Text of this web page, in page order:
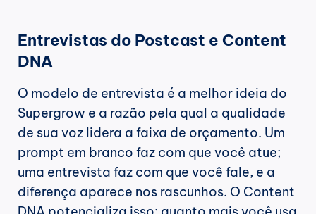
Entrevistas do Postcast e Content
DNA
O modelo de entrevista é a melhor ideia do
Supergrow e a razão pela qual a qualidade
de sua voz lidera a faixa de orçamento. Um
prompt em branco faz com que você atue;
uma entrevista faz com que você fale, e a
diferença aparece nos rascunhos. O Content